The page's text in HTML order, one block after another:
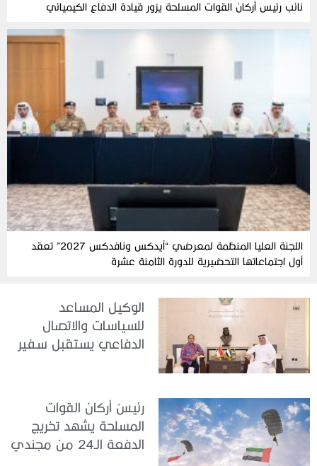
نائب رئيس أركان القوات المسلحة يزور قيادة الدفاع الكيميائي
اللجنة العليا المنظمة لمعرضي “آيدكس ونافدكس 2027” تعقد
أول اجتماعاتها التحضيرية للدورة الثامنة عشرة
الوكيل المساعد
للسياسات والاتصال
الدفاعي يستقبل سفير
رئيسُ أركان القوات
المسلحة يشهد تخريج
الدفعة الـ24 من مجندي